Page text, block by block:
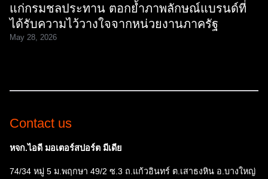
แก่กรมชลประทาน ตอกย้ำภาพลักษณ์แบรนด์ที่
ได้รับความไว้วางใจจากหน่วยงานภาครัฐ
May 28, 2026
Contact us
หจก.ไอดี มอเตอร์สปอร์ต มีเดีย
74/34 หมู่ 5 ม.พฤกษา 49/2 ซ.3 ถ.แก้วอินทร์ ต.เสาธงหิน อ.บางใหญ่